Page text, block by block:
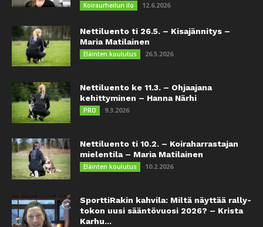
Koiraurheilun ilo 12.6.2026
Nettiluento ti 26.5. – Kisajännitys –
Maria Matilainen
Eläinten koulutus 26.5.2026
Nettiluento ke 11.3. – Ohjaajana
kehittyminen – Hanna Närhi
PRO 9.3.2026
Nettiluento ti 10.2. – Koiraharrastajan
mielentila – Maria Matilainen
Eläinten koulutus 10.2.2026
SporttiRakin kahvila: Miltä näyttää rally-
tokon uusi sääntövuosi 2026? – Krista
Karhu...